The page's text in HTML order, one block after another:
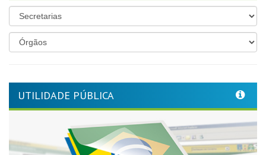
UTILIDADE PÚBLICA